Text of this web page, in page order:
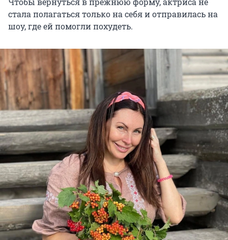
стала полагаться только на себя и отправилась на
шоу, где ей помогли похудеть.